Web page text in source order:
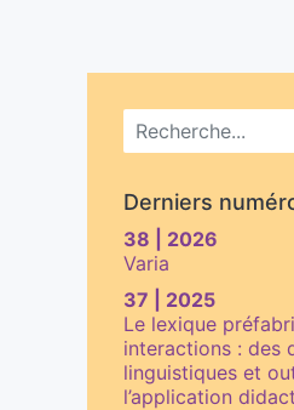
Menu
Derniers
38 | 2026
Varia
37 | 2025
Le lexique
interactions : des
linguistiques et
l’application